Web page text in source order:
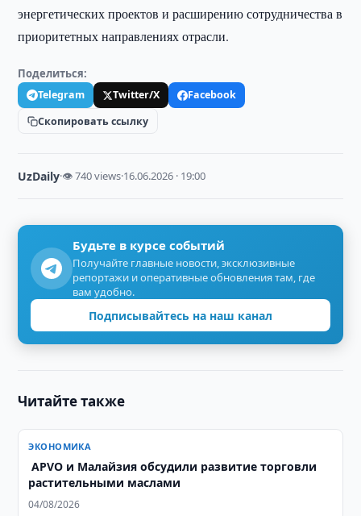
энергетических проектов и расширению сотрудничества в
приоритетных направлениях отрасли.
Поделиться:
Telegram Twitter/X
Facebook
Скопировать ссылку
UzDaily·👁 740 views·16.06.2026 · 19:00
Будьте в курсе событий
Получайте главные новости, эксклюзивные
репортажи и оперативные обновления там, где
вам удобно.
Подписывайтесь на наш канал
Читайте также
ЭКОНОМИКА
​​​​​​​ APVO и Малайзия обсудили развитие торговли
растительными маслами
04/08/2026